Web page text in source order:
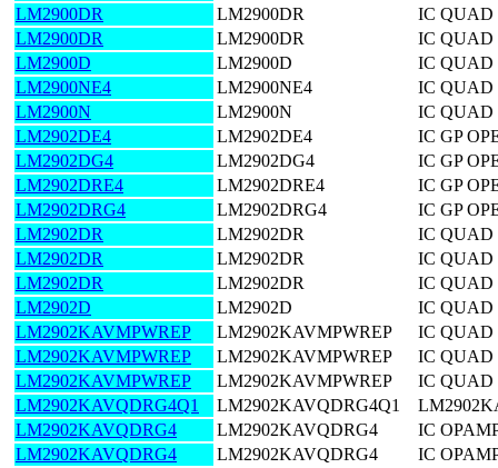
LM2900DR
LM2900DR
IC QUAD
LM2900DR
LM2900DR
IC QUAD
LM2900D
LM2900D
IC QUAD
LM2900NE4
LM2900NE4
IC QUAD
LM2900N
LM2900N
IC QUAD
LM2902DE4
LM2902DE4
IC GP
LM2902DG4
LM2902DG4
IC GP
LM2902DRE4
LM2902DRE4
IC GP
LM2902DRG4
LM2902DRG4
IC GP
LM2902DR
LM2902DR
IC QUAD
LM2902DR
LM2902DR
IC QUAD
LM2902DR
LM2902DR
IC QUAD
LM2902D
LM2902D
IC QUAD
LM2902KAVMPWREP
LM2902KAVMPWREP
IC QUAD
LM2902KAVMPWREP
LM2902KAVMPWREP
IC QUAD
LM2902KAVMPWREP
LM2902KAVMPWREP
IC QUAD
LM2902KAVQDRG4Q1
LM2902KAVQDRG4Q1
LM2902KAVQDRG4
LM2902KAVQDRG4
IC
LM2902KAVQDRG4
LM2902KAVQDRG4
IC